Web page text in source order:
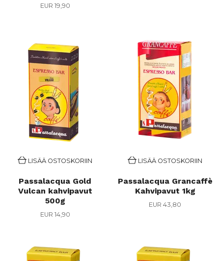
EUR 19,90
LISÄÄ OSTOSKORIIN
Passalacqua Gold
Vulcan kahvipavut
500g
EUR 14,90
LISÄÄ OSTOSKORIIN
Passalacqua Grancaffè
Kahvipavut 1kg
EUR 43,80